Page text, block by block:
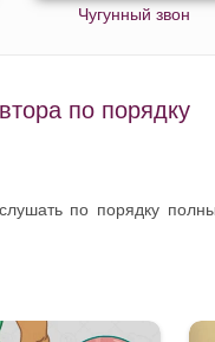
Чугунный звон
по порядку
по порядку